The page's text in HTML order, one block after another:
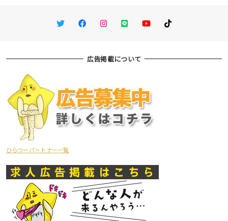
TwitterFacebookInstagram
LINE You TubeTikTok
広告掲載について
ひらつーパートナー一覧